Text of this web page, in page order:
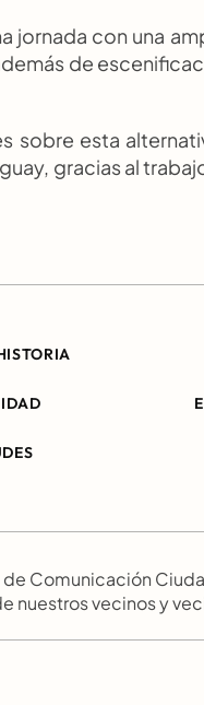
jornada con una
de
sobre esta
gracias al
Comunicación
nuestros vecinos y